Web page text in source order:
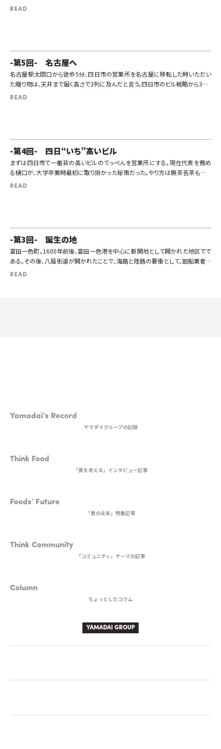
終わろうとしている。世界に張り巡らされたネットの網目の上には、無数のコミュ
READ
-第5回- 名古屋へ
名古屋駅太閤口から徒歩5分、四日市の営業所を名古屋に移転した時いただい
た贈り物は、天井まで届く高さで3列に及んだと言う。四日市のビル戦略から3年、
ヤマダイ食品は目覚ましい成長を遂げつつあった。しかし、順風満帆というわけ
READ
-第4回- 四日“いち”高いビル
まずは四日市で一番背の高いビルのてっぺんを営業所にする。現在代表を務め
る樋口が、大学卒業時最初に取り掛かった秘策だった。やり方は無茶苦茶もいい
ところであった。先代であった父親が場を外した時に、用意していた賃貸借契約
READ
-第3回- 誕生の地
富田一色町。1600年前後、富田一色港を中心に新開地として開かれた地区でで
ある。その後、八風街道が開かれたことで、海路と陸路の要衝として、廻船業者や
漁師町として栄えた。現在は、すっかり様相が変わったものの、古い古民家が立
READ
Yamadai’s Record
ヤマダイグループの記録
Think Food
「食を考える」インタビュー記事
Foods’ Future
「食の未来」特集記事
Think Community
「コミュニティ」テーマの記事
Column
ちょっとしたコラム
YAMADAI GROUP